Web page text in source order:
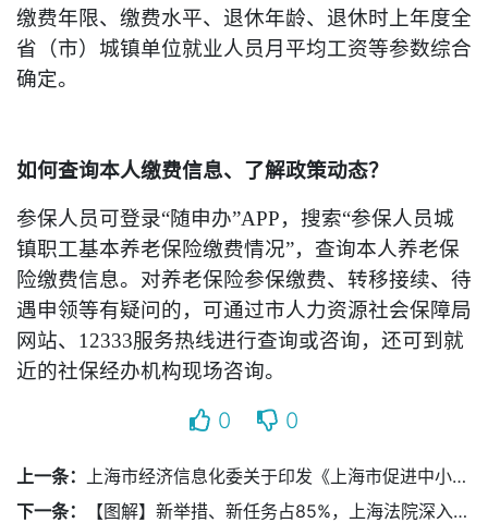
缴费年限、缴费水平、退休年龄、退休时上年度全
省（市）城镇单位就业人员月平均工资等参数综合
确定。
如何查询本人缴费信息、了解政策动态？
参保人员可登录“随申办”APP，搜索“参保人员城
镇职工基本养老保险缴费情况”，查询本人养老保
险缴费信息。对养老保险参保缴费、转移接续、待
遇申领等有疑问的，可通过市人力资源社会保障局
网站、12333服务热线进行查询或咨询，还可到就
近的社保经办机构现场咨询。
0 0
上一条： 上海市经济信息化委关于印发《上海市促进中小企业特色产业集群发展管理办法》的通知
下一条：
【图解】新举措、新任务占85%，上海法院深入推进法治化营商环境建设专项行动计划（7.0版）发布